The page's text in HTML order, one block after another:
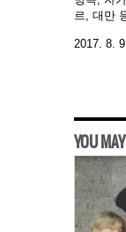
르, 대만
2017. 8.
YOU